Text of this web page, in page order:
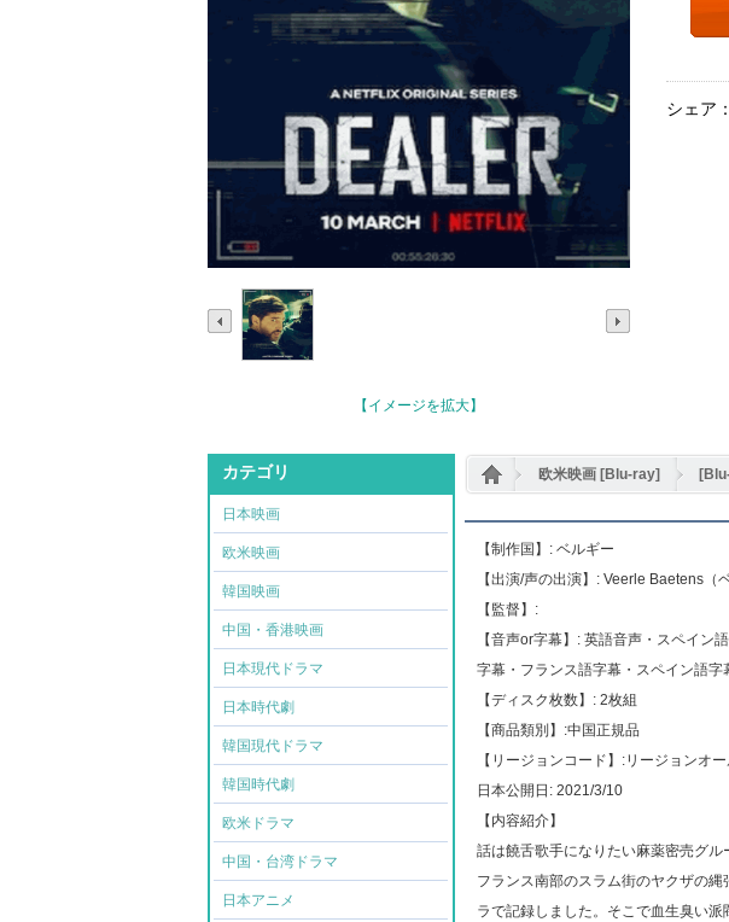
【イメージを拡大】
シェア：
カテゴリ
日本映画
欧米映画
韓国映画
中国・香港映画
日本現代ドラマ
日本時代劇
韓国現代ドラマ
韓国時代劇
欧米ドラマ
中国・台湾ドラマ
日本アニメ
欧米映画 [Blu-ray]
【制作国】 : ベルギー
【出演/声の出演】 : Veerle Baetens （
【監督】 :
【音声or字幕】 : 英語音声 ・ スペイン
字幕 ・ フランス語字幕 ・ スペイン語字
【ディスク枚数】 : 2枚組
【商品類別】 :中国正規品
【リージョンコード】 :リージョンオ
日本公開日 : 2021/3/10
【内容紹介】
話は饒舌歌手になりたい麻薬密売グ
フランス南部のスラム街のヤクザの
ラで記録しました。そこで血生臭い